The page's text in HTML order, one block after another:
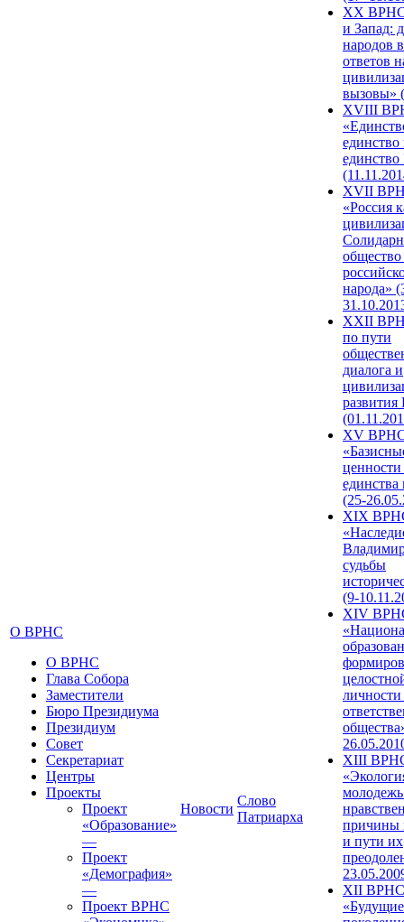
О ВРНС
О ВРНС
Глава Собора
Заместители
Бюро Президиума
Президиум
Совет
Секретариат
Центры
Проекты
Проект
«Образование»
—
Проект
«Демография»
—
Проект ВРНС
Новости
Слово
Патриарха
XX ВРНС
и Запад:
народов
ответов
вызовы»
XVIII
единство
единство
XVII
«Россия
народа»
XXII
по пути
диалога и
развития
XV
единства
(25-
XIX
судьбы
(9-
XIV
XIII
причины
и пути их
XII ВРНС
«Будущие